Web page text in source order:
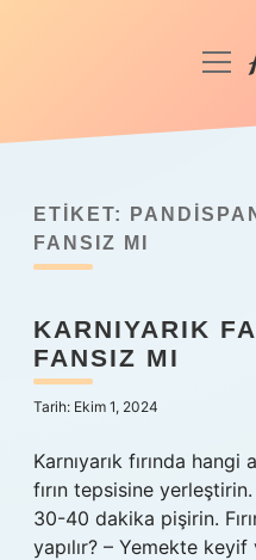
Anasayfa
Yasal Uyarı
ETIKET:
FANSIZ MI
KARNIYARIK
FANSIZ MI
Tarih: Ekim 1, 2024
Karnıyarık fırında
fırın tepsisine
30-40 dakika pişirin.
yapılır? – Yemekte